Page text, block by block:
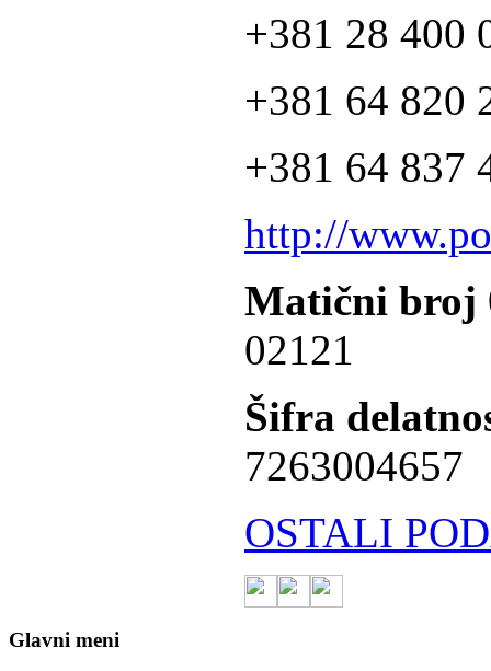
+381 28 400
+381 64 820
+381 64 837
http://
Matični broj
02121
Šifra
7263004657
OSTALI
Glavni meni